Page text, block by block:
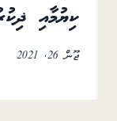
ކިޔުމާއި
ޖޫން 26, 2021